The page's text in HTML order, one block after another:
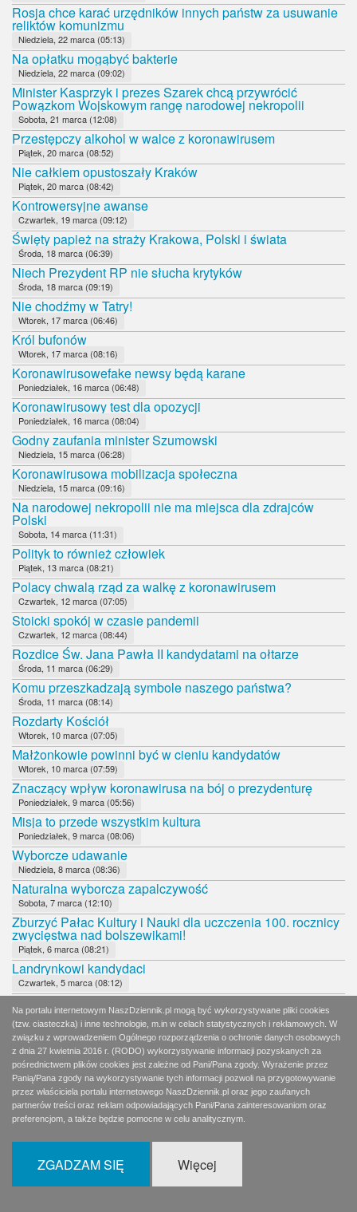
Rosja chce karać urzędników innych państw za usuwanie
reliktów komunizmu
Niedziela, 22 marca (05:13)
Na opłatku mogąbyć bakterie
Niedziela, 22 marca (09:02)
Minister Kasprzyk i prezes Szarek chcą przywrócić
Powązkom Wojskowym rangę narodowej nekropolii
Sobota, 21 marca (12:08)
Przestępczy alkohol w walce z koronawirusem
Piątek, 20 marca (08:52)
Nie całkiem opustoszały Kraków
Piątek, 20 marca (08:42)
Kontrowersyjne awanse
Czwartek, 19 marca (09:12)
Święty papież na straży Krakowa, Polski i świata
Środa, 18 marca (06:39)
Niech Prezydent RP nie słucha krytyków
Środa, 18 marca (09:19)
Nie chodźmy w Tatry!
Wtorek, 17 marca (06:46)
Król bufonów
Wtorek, 17 marca (08:16)
Koronawirusowefake newsy będą karane
Poniedziałek, 16 marca (06:48)
Koronawirusowy test dla opozycji
Poniedziałek, 16 marca (08:04)
Godny zaufania minister Szumowski
Niedziela, 15 marca (06:28)
Koronawirusowa mobilizacja społeczna
Niedziela, 15 marca (09:16)
Na narodowej nekropolii nie ma miejsca dla zdrajców
Polski
Sobota, 14 marca (11:31)
Polityk to również człowiek
Piątek, 13 marca (08:21)
Polacy chwalą rząd za walkę z koronawirusem
Czwartek, 12 marca (07:05)
Stoicki spokój w czasie pandemii
Czwartek, 12 marca (08:44)
Rozdice Św. Jana Pawła II kandydatami na ołtarze
Środa, 11 marca (06:29)
Komu przeszkadzają symbole naszego państwa?
Środa, 11 marca (08:14)
Rozdarty Kościół
Wtorek, 10 marca (07:05)
Małżonkowie powinni być w cieniu kandydatów
Wtorek, 10 marca (07:59)
Znaczący wpływ koronawirusa na bój o prezydenturę
Poniedziałek, 9 marca (05:56)
Misja to przede wszystkim kultura
Poniedziałek, 9 marca (08:06)
Wyborcze udawanie
Niedziela, 8 marca (08:36)
Naturalna wyborcza zapalczywość
Sobota, 7 marca (12:10)
Zburzyć Pałac Kultury i Nauki dla uczczenia 100. rocznicy
zwycięstwa nad bolszewikami!
Piątek, 6 marca (08:21)
Landrynkowi kandydaci
Czwartek, 5 marca (08:12)
Czy któryś z kandydatów naPrezydenta RP
Środa, 4 marca (07:13)
Lewica czci morderców Polaków
Środa, 4 marca (08:12)
Główna wada towarzysza Kani
Wtorek, 3 marca (06:47)
Komandor "Czarny"
Wtorek, 3 marca (07:48)
A niech sobie protestują
Na portalu internetowym NaszDziennik.pl mogą być wykorzystywane pliki cookies
(tzw. ciasteczka) i inne technologie, m.in w celach statystycznych i reklamowych. W
związku z wprowadzeniem Ogólnego rozporządzenia o ochronie danych osobowych
z dnia 27 kwietnia 2016 r. (RODO) wykorzystywanie informacji pozyskanych za
pośrednictwem plików cookies jest zależne od Pani/Pana zgody. Wyrażenie przez
Panią/Pana zgody na wykorzystywanie tych informacji pozwoli na przygotowywanie
przez właściciela portalu internetowego NaszDziennik.pl oraz jego zaufanych
partnerów treści oraz reklam odpowiadających Pani/Pana zainteresowaniom oraz
preferencjom, a także będzie pomocne w celu analitycznym.
ZGADZAM SIĘ Więcej